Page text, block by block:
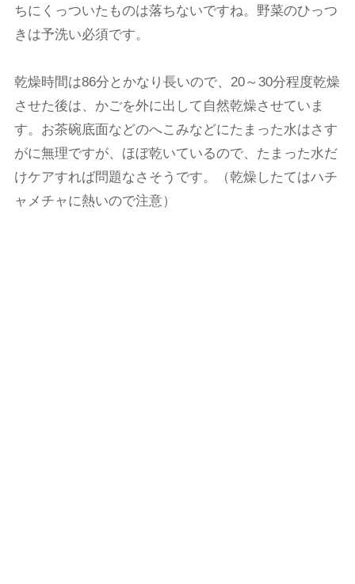
ちにくっついたものは落ちないですね。野菜のひっつ
きは予洗い必須です。
乾燥時間は86分とかなり長いので、20～30分程度乾燥
させた後は、かごを外に出して自然乾燥させていま
す。お茶碗底面などのへこみなどにたまった水はさす
がに無理ですが、ほぼ乾いているので、たまった水だ
けケアすれば問題なさそうです。（乾燥したてはハチ
ャメチャに熱いので注意）